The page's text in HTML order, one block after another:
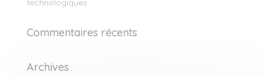
technologiques
Commentaires récents
Archives